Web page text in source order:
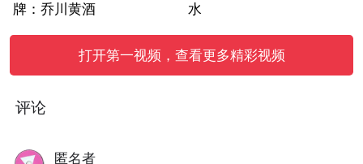
牌：乔川黄酒
水
打开第一视频，查看更多精彩视频
评论
匿名者